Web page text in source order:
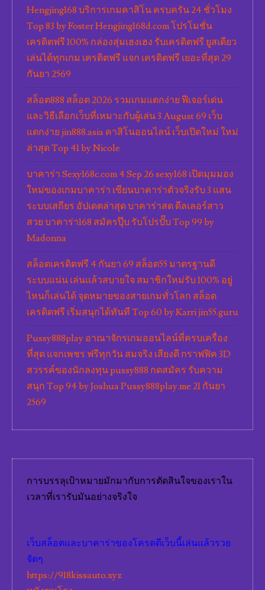
Hengjing168 บริการเกมคาสิโน ครบครัน 24 ชั่วโมง
Top 83 by Foster Hengjing168d.com โปรโมชั่น
เครดิตฟรี 100% กล่องสุ่มเฮงเฮง รับเครดิตฟรี ยูสเดียว
เล่นได้ทุกเกม เครดิตฟรี แจก เครดิตฟรี เยอะที่สุด 29
กันยา 2569
สล็อต888 สล็อต 2026 รวมเกมแตกง่าย ฟีเจอร์เด่น
และวิธีเลือกเว็บที่เหมาะกับผู้เล่น 3 August 69 เว็บ
แตกง่าย jin888.asia คาสิโนออนไลน์ เว็บเปิดใหม่ ใหม่
ล่าสุด Top 41 by Nicole
บาคาร่า Sexy168c.com 4 Sep 26 sexy168 เปิดมุมมอง
ใหม่ของเกมบาคาร่า เซียนบาคาร่าตัวจริงรับ 3 แสน
ระบบเสถียร อัปเดตล่าสุด บาคาร่าสด ดีลเลอร์สาว
สวย บาคาร่า168 สมัครปุ๊บ รับโปรปั๊บ Top 99 by
Madonna
สล็อตเครดิตฟรี 4 กันยา 69 สล็อต55 มาตรฐานดี
ระบบแน่น เล่นแล้วสบายใจ สมาชิกใหม่รับ 100% อยู่
ไหนก็เล่นได้ จุดหมายของสายเกมทั่วโลก สล็อต
เครดิตฟรี เริ่มสนุกได้ทันที Top 60 by Karri jin55.guru
Pussy888play อาณาจักรเกมออนไลน์ที่ครบเครื่อง
ที่สุด แจกเพชร ฟรีทุกวัน สมจริง เสียงดี กราฟฟิค 3D
สวรรค์ของนักลงทุน pussy888 กดสมัคร รับความ
สนุก Top 94 by Joshua Pussy888play.me 21 กันยา
2569
การบรรลุเป้าหมายมักมากับการตัดสินใจของเราใน
เวลาที่เรารับมันอย่างจริงใจ
เว็บสล็อตและบาคาร่าของโครตดีเว็บนี้เล่นแล้วรวย
จัดๆ
https://918kissauto.xyz